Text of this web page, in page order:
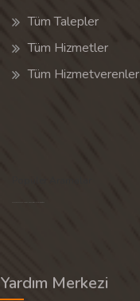
Tüm Talepler
Tüm Hizmetler
Tüm Hizmetverenler
Yardım Merkezi